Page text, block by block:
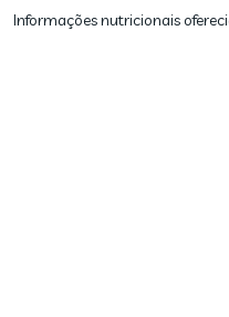
Informações nutricionais